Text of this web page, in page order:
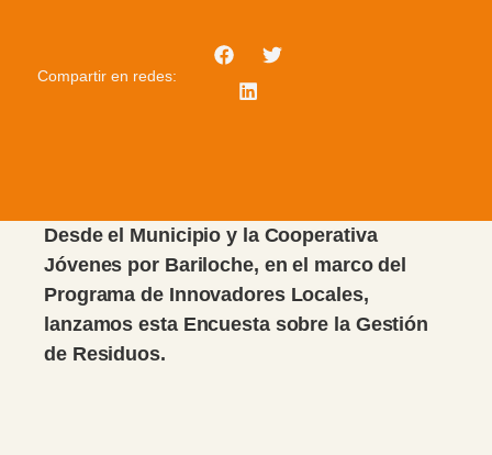
Compartir en redes:
Desde el Municipio y la Cooperativa
Jóvenes por Bariloche, en el marco del
Programa de Innovadores Locales,
lanzamos esta Encuesta sobre la Gestión
de Residuos.